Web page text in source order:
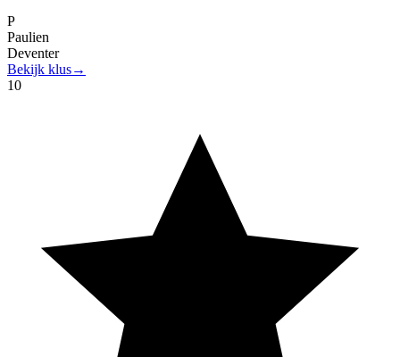
P
Paulien
Deventer
Bekijk klus→
10